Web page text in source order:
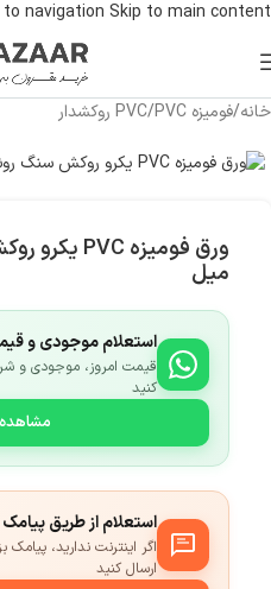
to navigation Skip to main content
خانه/فومیزه PVC /PVC روکشدار
میل
استعلام موجودی و
قیمت امروز، موجودی و
کنید
مشاهده
استعلام از طریق پیامک
اگر اینترنت ندارید، پیامک
ارسال کنید